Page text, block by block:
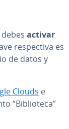
activar
re­s­pe­c­ti­va es
de datos y
Clouds e
“Bi­blio­te­ca”